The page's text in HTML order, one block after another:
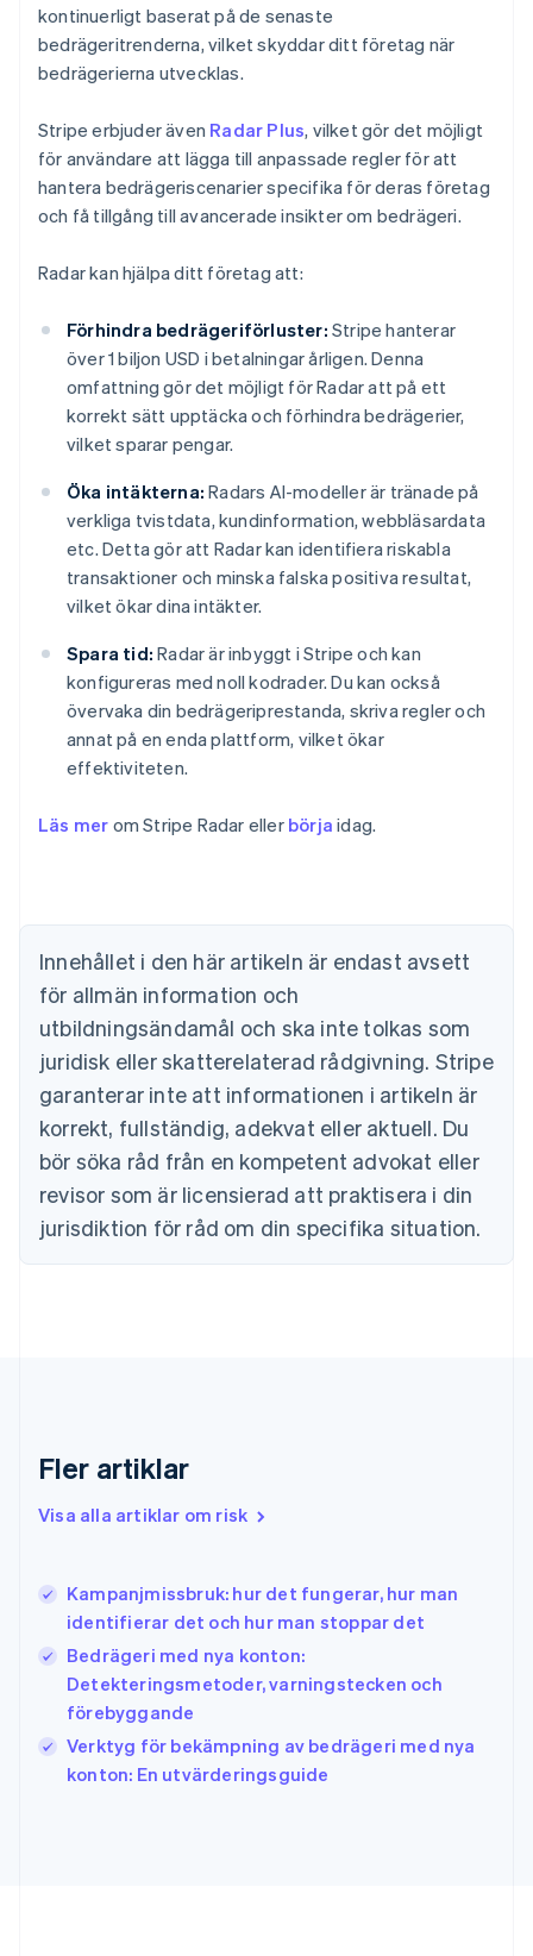
kontinuerligt baserat på de senaste
bedrägeritrenderna, vilket skyddar ditt företag när
bedrägerierna utvecklas.
Stripe erbjuder även Radar Plus, vilket gör det möjligt
för användare att lägga till anpassade regler för att
hantera bedrägeriscenarier specifika för deras företag
och få tillgång till avancerade insikter om bedrägeri.
Radar kan hjälpa ditt företag att:
Förhindra bedrägeriförluster: Stripe hanterar
över 1 biljon USD i betalningar årligen. Denna
omfattning gör det möjligt för Radar att på ett
korrekt sätt upptäcka och förhindra bedrägerier,
vilket sparar pengar.
Öka intäkterna: Radars AI-modeller är tränade på
verkliga tvistdata, kundinformation, webbläsardata
etc. Detta gör att Radar kan identifiera riskabla
transaktioner och minska falska positiva resultat,
vilket ökar dina intäkter.
Spara tid: Radar är inbyggt i Stripe och kan
konfigureras med noll kodrader. Du kan också
övervaka din bedrägeriprestanda, skriva regler och
annat på en enda plattform, vilket ökar
effektiviteten.
Läs mer om Stripe Radar eller börja idag.
Innehållet i den här artikeln är endast avsett
för allmän information och
utbildningsändamål och ska inte tolkas som
juridisk eller skatterelaterad rådgivning. Stripe
garanterar inte att informationen i artikeln är
korrekt, fullständig, adekvat eller aktuell. Du
bör söka råd från en kompetent advokat eller
revisor som är licensierad att praktisera i din
jurisdiktion för råd om din specifika situation.
Fler artiklar
Visa alla artiklar om risk
Kampanjmissbruk: hur det fungerar, hur man
identifierar det och hur man stoppar det
Bedrägeri med nya konton:
Detekteringsmetoder, varningstecken och
förebyggande
Verktyg för bekämpning av bedrägeri med nya
konton: En utvärderingsguide
Australien
Belgien
Bulgarien
Cypern
English
English
Estland
English
Fastlandskina
简体中文English
Finland
Frankrike
FrançaisEnglish
English
English
Japan
日本語English
EnglishFrançais
Kroatien
EnglishItaliano
Lettland
English
Liechtenstein